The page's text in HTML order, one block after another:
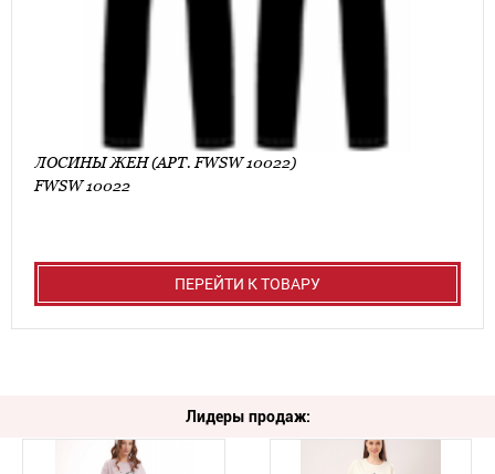
ЛОСИНЫ ЖЕН (АРТ. FWSW 10022)
FWSW 10022
ПЕРЕЙТИ К ТОВАРУ
Лидеры продаж: